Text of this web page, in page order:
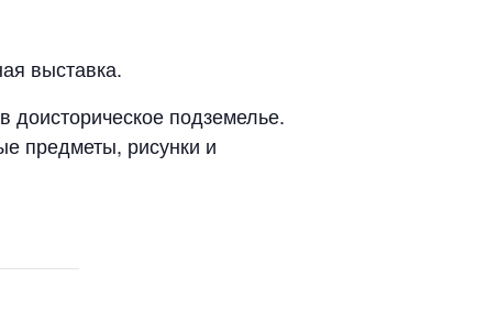
выставка.
доисторическое подземелье.
предметы, рисунки и